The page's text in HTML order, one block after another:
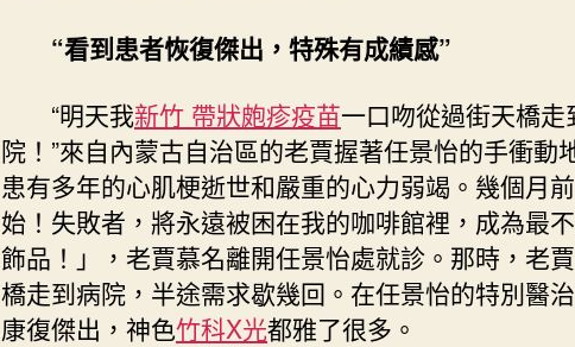
“看到患者恢復傑出，特殊有成績感”
“明天我新竹 帶狀皰疹疫苗一口吻從過街天橋走
院！”來自內蒙古自治區的老賈握著任景怡的手衝動
患有多年的心肌梗逝世和嚴重的心力弱竭。幾個月
始！失敗者，將永遠被困在我的咖啡館裡，成為最
飾品！」，老賈慕名離開任景怡處就診。那時，老
橋走到病院，半途需求歇幾回。在任景怡的特別醫
康復傑出，神色竹科X光都雅了很多。